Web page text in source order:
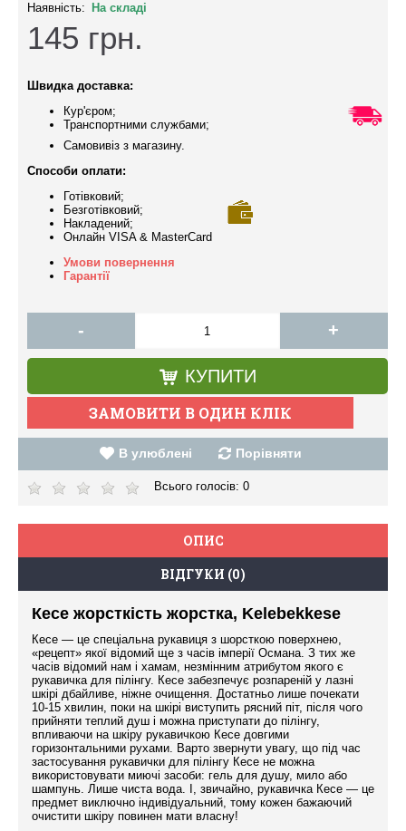
Наявність:
На складі
145 грн.
Швидка доставка:
Кур'єром;
Транспортними службами;
Самовивіз з магазину.
Способи оплати:
Готівковий;
Безготівковий;
Накладений;
Онлайн VISA & MasterCard
Умови повернення
Гарантії
- +
КУПИТИ
В улюблені Порівняти
Всього голосів: 0
ОПИС
ВІДГУКИ (0)
Кесе жорсткість жорстка, Kelebekkese
Кесе — це спеціальна рукавиця з шорсткою поверхнею,
«рецепт» якої відомий ще з часів імперії Османа. З тих же
часів відомий нам і хамам, незмінним атрибутом якого є
рукавичка для пілінгу. Кесе забезпечує розпареній у лазні
шкірі дбайливе, ніжне очищення. Достатньо лише почекати
10-15 хвилин, поки на шкірі виступить рясний піт, після чого
прийняти теплий душ і можна приступати до пілінгу,
впливаючи на шкіру рукавичкою Кесе довгими
горизонтальними рухами. Варто звернути увагу, що під час
застосування рукавички для пілінгу Кесе не можна
використовувати миючі засоби: гель для душу, мило або
шампунь. Лише чиста вода. І, звичайно, рукавичка Кесе — це
предмет виключно індивідуальний, тому кожен бажаючий
очистити шкіру повинен мати власну!